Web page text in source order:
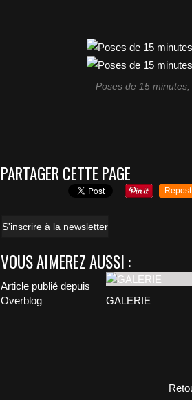
Poses de 15
PARTAGER CETTE PAGE
Repost
S'inscrire à la newsletter
VOUS AIMEREZ AUSSI :
Article publié depuis
Overblog
GALERIE